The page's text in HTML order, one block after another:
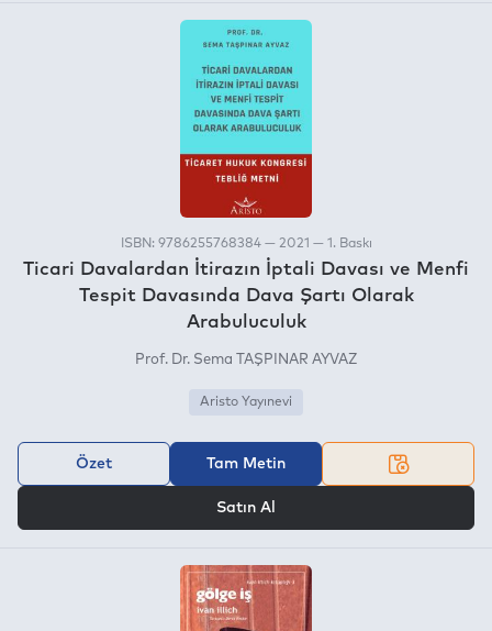
ISBN: 9786255768384 — 2021 — 1. Baskı
Ticari Davalardan İtirazın İptali Davası ve Menfi
Tespit Davasında Dava Şartı Olarak
Arabuluculuk
Prof. Dr. Sema TAŞPINAR AYVAZ
Aristo Yayınevi
Özet Tam Metin
Satın Al